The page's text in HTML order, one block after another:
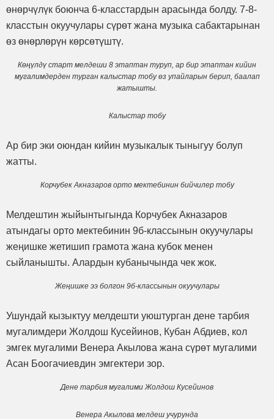
өнөрчүлүк боюнча 6-класстардын арасында болду. 7-8-
класстын окуучулары сүрөт жана музыка сабактарынан
өз өнөрлөрүн көрсөтүштү.
Көңүлдү старт мелдеши 8 этаптан туруп, ар бир этаптан кийин
мугалимдерден турган калыстар тобу өз упайларын берип, баалап
жатышты.
Калыстар тобу
Ар бир эки оюндан кийин музыкалык тыныгуу болуп
жатты.
Корчубек Акназаров орто мектебинин бийчилер тобу
Мелдештин жыйынтыгында Корчубек Акназаров
атындагы орто мектебинин 9б-классынын окуучулары
жеңишке жетишип грамота жана кубок менен
сыйланышты. Алардын кубанычында чек жок.
Жеңишке ээ болгон 9б-классынын окуучулары
Ушундай кызыктуу мелдешти уюштурган дене тарбия
мугалимдери Жолдош Кусейинов, Кубан Абдиев, кол
эмгек мугалими Венера Акылова жана сүрөт мугалими
Асан Боогачиевдин эмгектери зор.
Дене тарбия мугалими Жолдош Кусейинов
Венера Акылова мелдеш учурунда